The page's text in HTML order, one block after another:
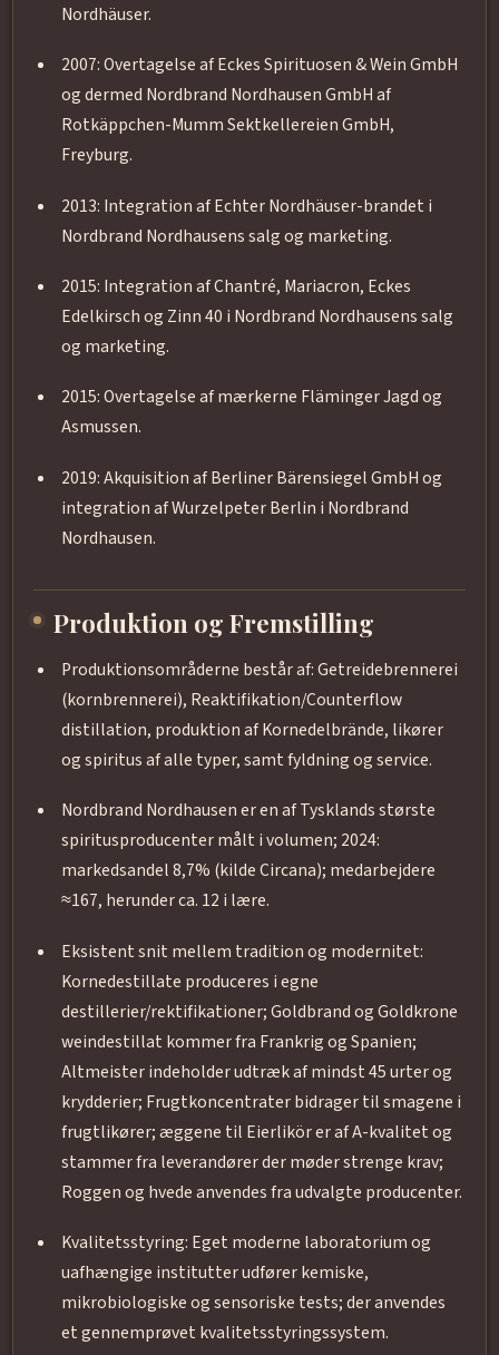
Nordhäuser.
2007: Overtagelse af Eckes Spirituosen & Wein GmbH
og dermed Nordbrand Nordhausen GmbH af
Rotkäppchen-Mumm Sektkellereien GmbH,
Freyburg.
2013: Integration af Echter Nordhäuser-brandet i
Nordbrand Nordhausens salg og marketing.
2015: Integration af Chantré, Mariacron, Eckes
Edelkirsch og Zinn 40 i Nordbrand Nordhausens salg
og marketing.
2015: Overtagelse af mærkerne Fläminger Jagd og
Asmussen.
2019: Akquisition af Berliner Bärensiegel GmbH og
integration af Wurzelpeter Berlin i Nordbrand
Nordhausen.
Produktion og Fremstilling
Produktionsområderne består af: Getreidebrennerei
(kornbrennerei), Reaktifikation/Counterflow
distillation, produktion af Kornedelbrände, likører
og spiritus af alle typer, samt fyldning og service.
Nordbrand Nordhausen er en af Tysklands største
spiritusproducenter målt i volumen; 2024:
markedsandel 8,7% (kilde Circana); medarbejdere
≈167, herunder ca. 12 i lære.
Eksistent snit mellem tradition og modernitet:
Kornedestillate produceres i egne
destillerier/rektifikationer; Goldbrand og Goldkrone
weindestillat kommer fra Frankrig og Spanien;
Altmeister indeholder udtræk af mindst 45 urter og
krydderier; Frugtkoncentrater bidrager til smagene i
frugtlikører; æggene til Eierlikör er af A-kvalitet og
stammer fra leverandører der møder strenge krav;
Roggen og hvede anvendes fra udvalgte producenter.
Kvalitetsstyring: Eget moderne laboratorium og
uafhængige institutter udfører kemiske,
mikrobiologiske og sensoriske tests; der anvendes
et gennemprøvet kvalitetsstyringssystem.